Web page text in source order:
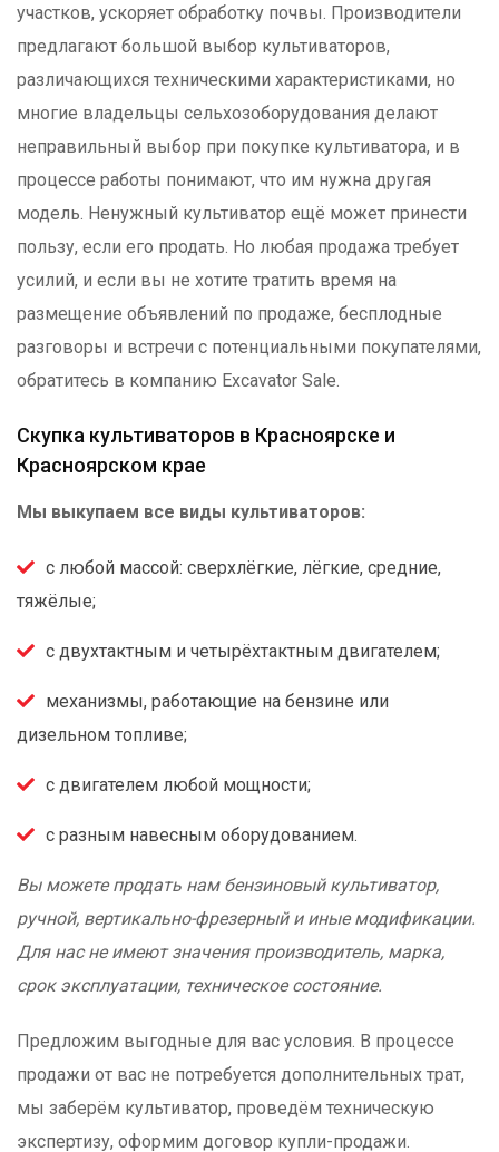
участков, ускоряет обработку почвы. Производители
предлагают большой выбор культиваторов,
различающихся техническими характеристиками, но
многие владельцы сельхозоборудования делают
неправильный выбор при покупке культиватора, и в
процессе работы понимают, что им нужна другая
модель. Ненужный культиватор ещё может принести
пользу, если его продать. Но любая продажа требует
усилий, и если вы не хотите тратить время на
размещение объявлений по продаже, бесплодные
разговоры и встречи с потенциальными покупателями,
обратитесь в компанию Excavator Sale.
Скупка культиваторов в Красноярске и
Красноярском крае
Мы выкупаем все виды культиваторов:
с любой массой: сверхлёгкие, лёгкие, средние,
тяжёлые;
с двухтактным и четырёхтактным двигателем;
механизмы, работающие на бензине или
дизельном топливе;
с двигателем любой мощности;
с разным навесным оборудованием.
Вы можете продать нам бензиновый культиватор,
ручной, вертикально-фрезерный и иные модификации.
Для нас не имеют значения производитель, марка,
срок эксплуатации, техническое состояние.
Предложим выгодные для вас условия. В процессе
продажи от вас не потребуется дополнительных трат,
мы заберём культиватор, проведём техническую
экспертизу, оформим договор купли-продажи.